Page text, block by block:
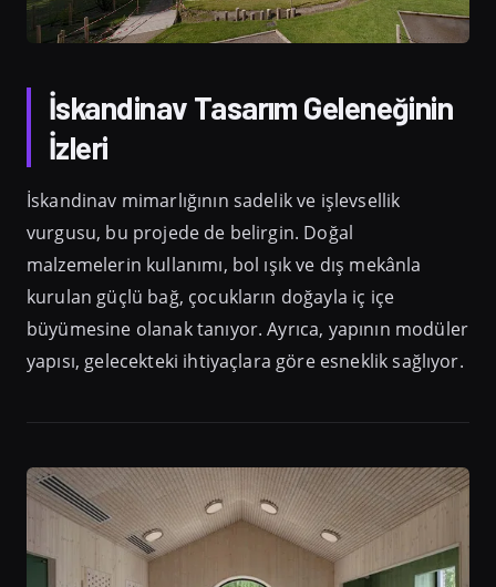
İskandinav Tasarım Geleneğinin
İzleri
İskandinav mimarlığının sadelik ve işlevsellik
vurgusu, bu projede de belirgin. Doğal
malzemelerin kullanımı, bol ışık ve dış mekânla
kurulan güçlü bağ, çocukların doğayla iç içe
büyümesine olanak tanıyor. Ayrıca, yapının modüler
yapısı, gelecekteki ihtiyaçlara göre esneklik sağlıyor.